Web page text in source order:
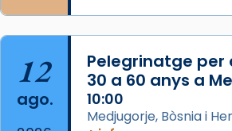
12
ago.
Pelegrinatge per
30 a 60 anys a
10:00
Medjugorje, Bòsnia i